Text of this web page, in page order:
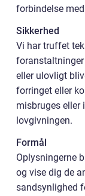
forbindelse
Sikkerhed
Vi har truffet
eller ulovligt
forringet eller
misbruges eller
lovgivningen.
Formål
Oplysningerne
og vise dig de
sandsynlighed